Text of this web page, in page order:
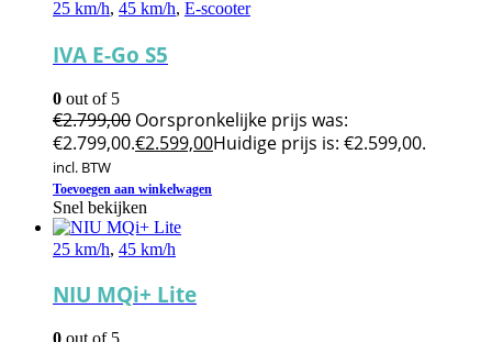
25 km/h, 45 km/h, E-scooter
IVA E-Go S5
0 out of 5
€2.799,00 Oorspronkelijke prijs was:
€2.799,00.€2.599,00Huidige prijs is: €2.599,00.
incl. BTW
Toevoegen aan winkelwagen
Snel bekijken
25 km/h, 45 km/h
NIU MQi+ Lite
0 out of 5